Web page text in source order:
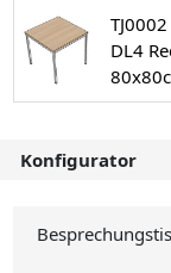
DL4
Konfigurator